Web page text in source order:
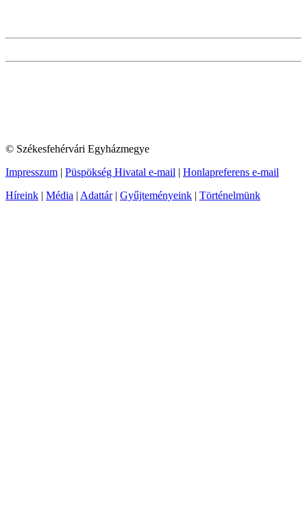
© Székesfehérvári Egyházmegye
Impresszum | Püspökség Hivatal e-mail | Honlapreferens e-mail
Híreink | Média | Adattár| Gyűjteményeink | Történelmünk